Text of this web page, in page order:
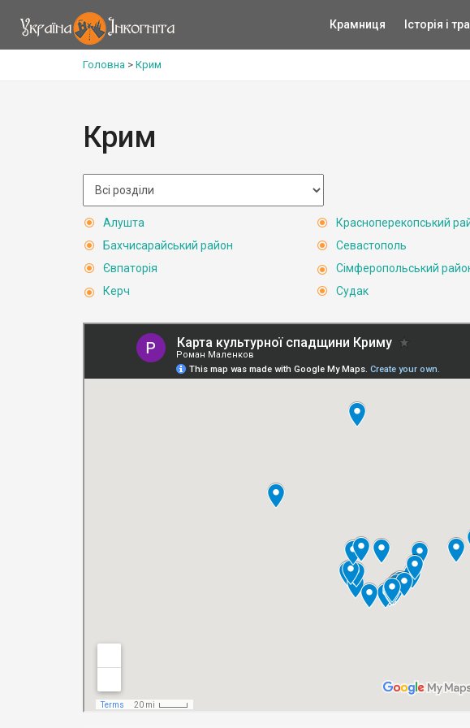
Крамниця Історія і
Головна > Крим
Крим
Алушта
Бахчисарайський район
Євпаторія
Керч
Красноперекопський
Севастополь
Сімферопольський
Судак